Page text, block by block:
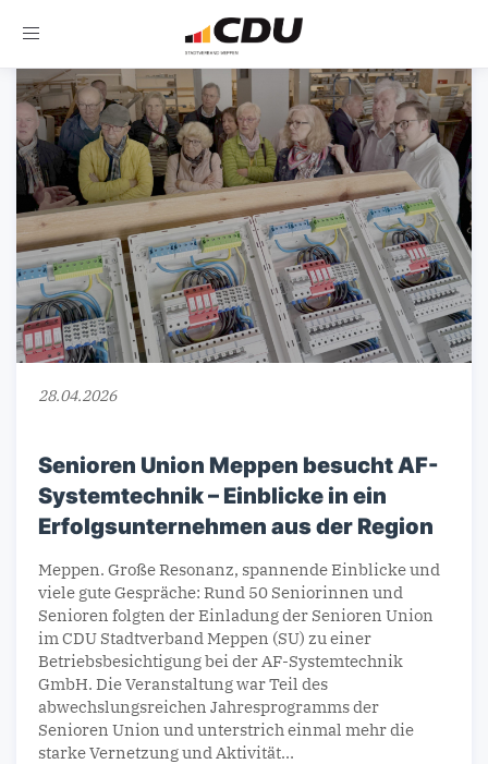
Toggle
28.04.2026
Senioren Union Meppen besucht AF-
Systemtechnik – Einblicke in ein
Erfolgsunternehmen aus der Region
Meppen. Große Resonanz, spannende Einblicke und
viele gute Gespräche: Rund 50 Seniorinnen und
Senioren folgten der Einladung der Senioren Union
im CDU Stadtverband Meppen (SU) zu einer
Betriebsbesichtigung bei der AF-Systemtechnik
GmbH. Die Veranstaltung war Teil des
abwechslungsreichen Jahresprogramms der
Senioren Union und unterstrich einmal mehr die
starke Vernetzung und Aktivität…